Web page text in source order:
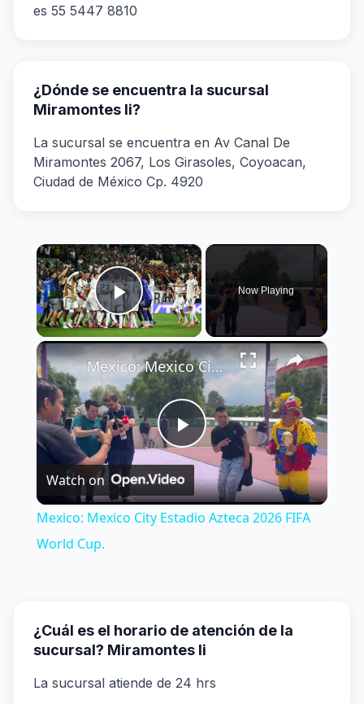
es 55 5447 8810
¿Dónde se encuentra la sucursal
Miramontes Ii?
La sucursal se encuentra en Av Canal De
Miramontes 2067, Los Girasoles, Coyoacan,
Ciudad de México Cp. 4920
×
Play Video
Now Playing
×
Play
Video
Mexico: Mexico City Estadio Azteca 2026 FIFA World Cup.
Watch on
Mexico: Mexico City Estadio Azteca 2026 FIFA
World Cup.
¿Cuál es el horario de atención de la
sucursal? Miramontes Ii
La sucursal atiende de 24 hrs